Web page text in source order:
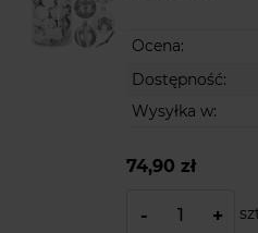
Ocena:
Dostępność:
Wysyłka w:
74,90 zł
- +